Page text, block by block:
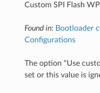
Custom SPI Flash
Found in: Bootloader
Configurations
The option "Use
set or this value is